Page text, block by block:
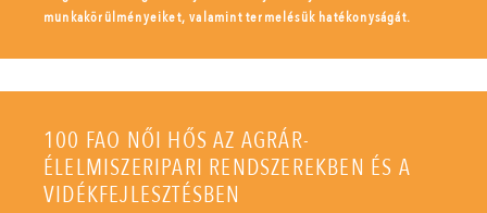
munkakörülményeiket, valamint termelésük hatékonyságát.
100 FAO NŐI HŐS AZ AGRÁR-
ÉLELMISZERIPARI RENDSZEREKBEN ÉS A
VIDÉKFEJLESZTÉSBEN